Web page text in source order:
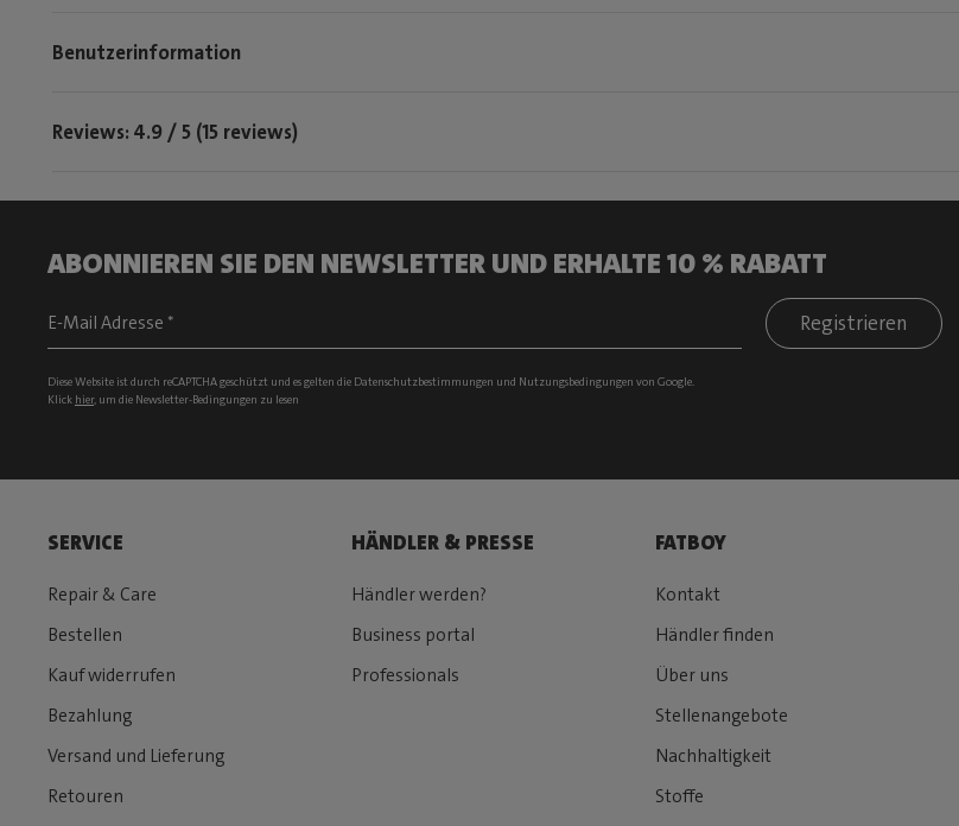
Benutzerinformation
Reviews: 4.9 / 5 (15 reviews)
ABONNIEREN SIE DEN NEWSLETTER UND ERHALTE 10 % RABATT
Registrieren
Diese Website ist durch reCAPTCHA geschützt und es gelten die Datenschutzbestimmungen und Nutzungsbedingungen von Google.
Klick hier, um die Newsletter-Bedingungen zu lesen
SERVICE
Repair & Care
Bestellen
Kauf widerrufen
Bezahlung
Versand und Lieferung
Retouren
HÄNDLER & PRESSE
Händler werden?
Business portal
Professionals
FATBOY
Kontakt
Händler finden
Über uns
Stellenangebote
Nachhaltigkeit
Stoffe